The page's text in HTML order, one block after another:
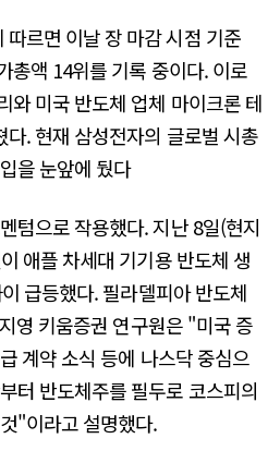
르면 이날 장 마감 시점 기준
총액 14위를 기록 중이다. 이로
와 미국 반도체 업체 마이크론 테
. 현재 삼성전자의 글로벌 시총
을 눈앞에 뒀다
텀으로 작용했다. 지난 8일(현지
애플 차세대 기기용 반도체 생
급등했다. 필라델피아 반도체
영 키움증권 연구원은 "미국 증
계약 소식 등에 나스닥 중심으
터 반도체주를 필두로 코스피의
"이라고 설명했다.